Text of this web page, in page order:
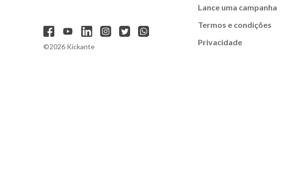
©2026 Kickante
Lance uma campanha
Termos e condições
Privacidade